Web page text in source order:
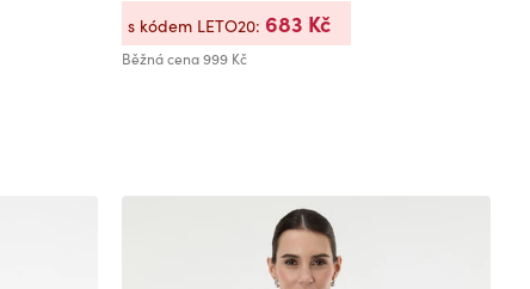
Běžná cena999 Kč
s kódem LETO20: 683 Kč